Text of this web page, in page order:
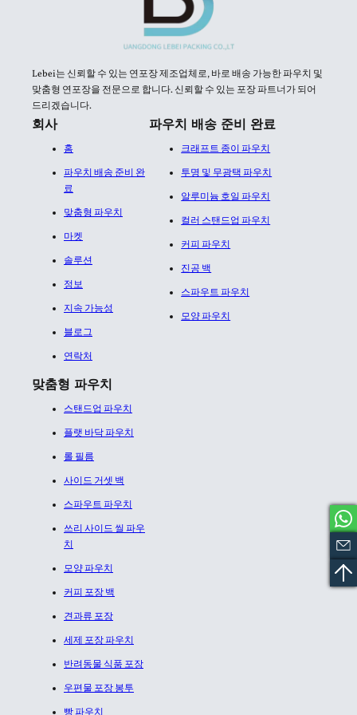
Lebei는 신뢰할 수 있는 연포장 제조업체로, 바로 배송 가능한 파우치 및
맞춤형 연포장을 전문으로 합니다. 신뢰할 수 있는 포장 파트너가 되어
드리겠습니다.
회사
홈
파우치 배송 준비 완
료
맞춤형 파우치
마켓
솔루션
정보
지속 가능성
블로그
연락처
파우치 배송 준비 완료
크래프트 종이 파우치
투명 및 무광택 파우치
알루미늄 호일 파우치​
컬러 스탠드업 파우치
커피 파우치
진공 백
스파우트 파우치
모양 파우치
맞춤형 파우치
스탠드업 파우치
플랫 바닥 파우치
롤 필름
사이드 거셋 백
스파우트 파우치
쓰리 사이드 씰 파우
치
모양 파우치
커피 포장 백
견과류 포장
세제 포장 파우치
반려동물 식품 포장
우편물 포장 봉투
빵 파우치